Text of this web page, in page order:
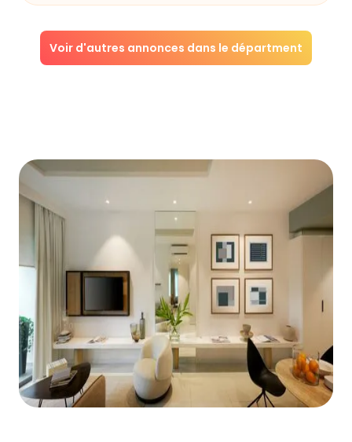
Voir d'autres annonces dans le départment